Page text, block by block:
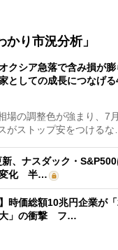
り市況分析」
オクシア急落で含み損が
としての成長につなげ
の調整色が強まり、7
がストップ安をつける
新、ナスダック・
変化 半…
時価総額10兆円企業が
大」の衝撃 フ…